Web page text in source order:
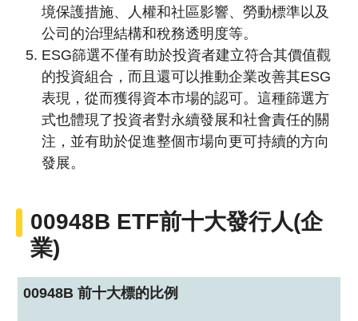
境保護措施、人權和社區影響、勞動標準以及
公司的治理結構和稅務透明度等。
ESG篩選不僅有助於投資者建立符合其價值觀
的投資組合，而且還可以推動企業改善其ESG
表現，從而獲得資本市場的認可。這種篩選方
式也體現了投資者對永續發展和社會責任的關
注，並有助於促進整個市場向更可持續的方向
發展。
00948B ETF前十大發行人(企
業)
00948B 前十大標的比例